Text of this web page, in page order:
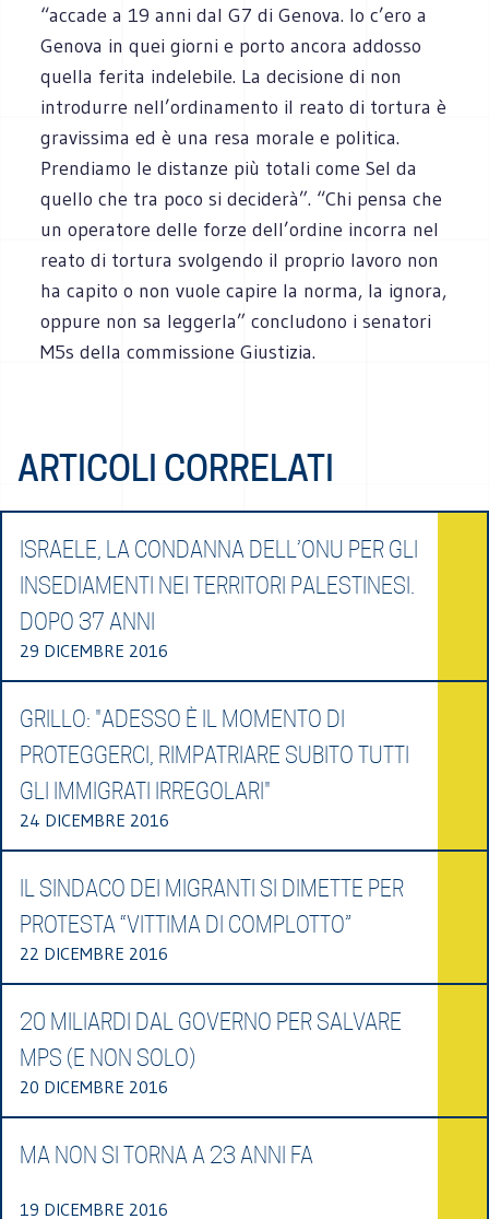
“accade a 19 anni dal G7 di Genova. Io c’ero a
Genova in quei giorni e porto ancora addosso
quella ferita indelebile. La decisione di non
introdurre nell’ordinamento il reato di tortura è
gravissima ed è una resa morale e politica.
Prendiamo le distanze più totali come Sel da
quello che tra poco si deciderà”. “Chi pensa che
un operatore delle forze dell’ordine incorra nel
reato di tortura svolgendo il proprio lavoro non
ha capito o non vuole capire la norma, la ignora,
oppure non sa leggerla” concludono i senatori
M5s della commissione Giustizia.
ARTICOLI CORRELATI
ISRAELE, LA CONDANNA DELL’ONU PER GLI
INSEDIAMENTI NEI TERRITORI PALESTINESI.
DOPO 37 ANNI
29 DICEMBRE 2016
GRILLO: "ADESSO È IL MOMENTO DI
PROTEGGERCI, RIMPATRIARE SUBITO TUTTI
GLI IMMIGRATI IRREGOLARI"
24 DICEMBRE 2016
IL SINDACO DEI MIGRANTI SI DIMETTE PER
PROTESTA “VITTIMA DI COMPLOTTO”
22 DICEMBRE 2016
20 MILIARDI DAL GOVERNO PER SALVARE
MPS (E NON SOLO)
20 DICEMBRE 2016
MA NON SI TORNA A 23 ANNI FA
19 DICEMBRE 2016